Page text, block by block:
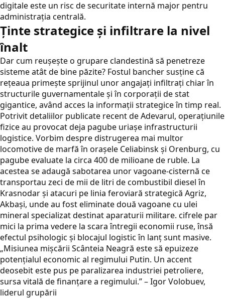
digitale este un risc de securitate internă major pentru
administrația centrală.
Ținte strategice și infiltrare la nivel
înalt
Dar cum reușește o grupare clandestină să penetreze
sisteme atât de bine păzite? Fostul bancher susține că
rețeaua primește sprijinul unor angajați infiltrați chiar în
structurile guvernamentale și în corporații de stat
gigantice, având acces la informații strategice în timp real.
Potrivit detaliilor publicate recent deAdevarul, operațiunile
fizice au provocat deja pagube uriașe infrastructurii
logistice. Vorbim despre distrugerea mai multor
locomotive de marfă în orașele Celiabinsk și Orenburg, cu
pagube evaluate la circa 400 de milioane de ruble. La
acestea se adaugă sabotarea unor vagoane-cisternă ce
transportau zeci de mii de litri de combustibil diesel în
Krasnodar și atacuri pe linia feroviară strategică Agriz,
Akbași, unde au fost eliminate două vagoane cu ulei
mineral specializat destinat aparaturii militare. cifrele par
mici la prima vedere la scara întregii economii ruse, însă
efectul psihologic și blocajul logistic în lanț sunt masive.
„Misiunea mișcării Scânteia Neagră este să epuizeze
potențialul economic al regimului Putin. Un accent
deosebit este pus pe paralizarea industriei petroliere,
sursa vitală de finanțare a regimului.” – Igor Volobuev,
liderul grupării